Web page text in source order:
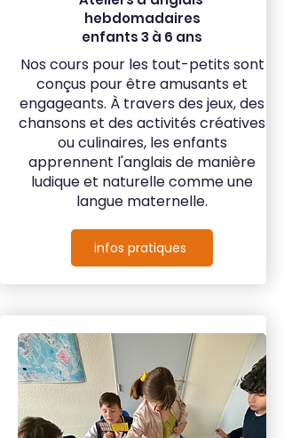
hebdomadaires
enfants 3 à 6 ans
Nos cours pour les tout-petits sont
conçus pour être amusants et
engageants. À travers des jeux, des
chansons et des activités créatives
ou culinaires, les enfants
apprennent l'anglais de manière
ludique et naturelle comme une
langue maternelle.
infos pratiques